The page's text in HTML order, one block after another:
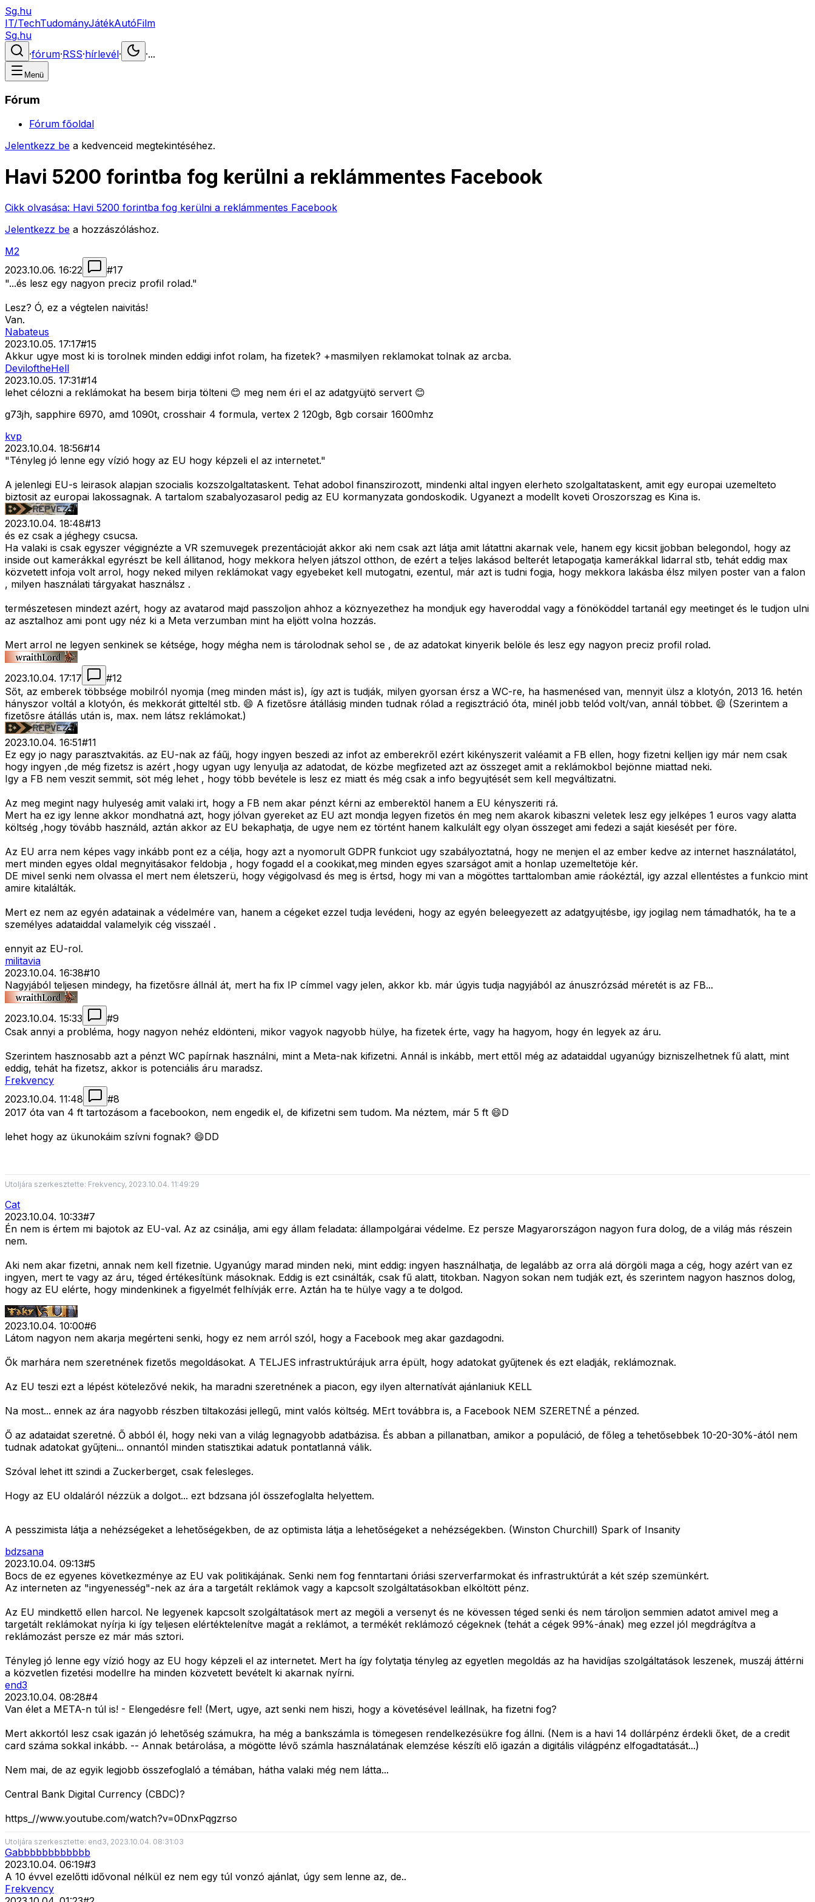
Sg.hu
IT/TechTudományJátékAutóFilm
Sg.hu
·fórum·RSS·hírlevél· ·...
Menü
Fórum
Fórum főoldal
Jelentkezz be a kedvenceid megtekintéséhez.
Havi 5200 forintba fog kerülni a reklámmentes Facebook
Cikk olvasása: Havi 5200 forintba fog kerülni a reklámmentes Facebook
Jelentkezz be a hozzászóláshoz.
M2
2023.10.06. 16:22
#17
"...és lesz egy nagyon preciz profil rolad."
Lesz? Ó, ez a végtelen naivitás!
Van.
Nabateus
2023.10.05. 17:17#15
Akkur ugye most ki is torolnek minden eddigi infot rolam, ha fizetek? +masmilyen reklamokat tolnak az arcba.
DeviloftheHell
2023.10.05. 17:31#14
lehet célozni a reklámokat ha besem birja tölteni 😊 meg nem éri el az adatgyüjtö servert 😊
g73jh, sapphire 6970, amd 1090t, crosshair 4 formula, vertex 2 120gb, 8gb corsair 1600mhz
kvp
2023.10.04. 18:56#14
"Tényleg jó lenne egy vízió hogy az EU hogy képzeli el az internetet."
A jelenlegi EU-s leirasok alapjan szocialis kozszolgaltataskent. Tehat adobol finanszirozott, mindenki altal ingyen elerheto szolgaltataskent, amit egy europai uzemelteto
biztosit az europai lakossagnak. A tartalom szabalyozasarol pedig az EU kormanyzata gondoskodik. Ugyanezt a modellt koveti Oroszorszag es Kina is.
2023.10.04. 18:48#13
és ez csak a jéghegy csucsa.
Ha valaki is csak egyszer végignézte a VR szemuvegek prezentácioját akkor aki nem csak azt látja amit látattni akarnak vele, hanem egy kicsit jjobban belegondol, hogy az
inside out kamerákkal egyrészt be kell állitanod, hogy mekkora helyen játszol otthon, de ezért a teljes lakásod belterét letapogatja kamerákkal lidarral stb, tehát eddig max
közvetett infoja volt arrol, hogy neked milyen reklámokat vagy egyebeket kell mutogatni, ezentul, már azt is tudni fogja, hogy mekkora lakásba élsz milyen poster van a falon
, milyen használati tárgyakat használsz .
természetesen mindezt azért, hogy az avatarod majd passzoljon ahhoz a köznyezethez ha mondjuk egy haveroddal vagy a fönököddel tartanál egy meetinget és le tudjon ulni
az asztalhoz ami pont ugy néz ki a Meta verzumban mint ha eljött volna hozzás.
Mert arrol ne legyen senkinek se kétsége, hogy mégha nem is tárolodnak sehol se , de az adatokat kinyerik belöle és lesz egy nagyon preciz profil rolad.
2023.10.04. 17:17 #12
Sőt, az emberek többsége mobilról nyomja (meg minden mást is), így azt is tudják, milyen gyorsan érsz a WC-re, ha hasmenésed van, mennyit ülsz a klotyón, 2013 16. hetén
hányszor voltál a klotyón, és mekkorát gitteltél stb. 😄 A fizetősre átállásig minden tudnak rólad a regisztráció óta, minél jobb telód volt/van, annál többet. 😄 (Szerintem a
fizetősre átállás után is, max. nem látsz reklámokat.)
2023.10.04. 16:51#11
Ez egy jo nagy parasztvakitás. az EU-nak az fáűj, hogy ingyen beszedi az infot az emberekről ezért kikényszerit valéamit a FB ellen, hogy fizetni kelljen igy már nem csak
hogy ingyen ,de még fizetsz is azért ,hogy ugyan ugy lenyulja az adatodat, de közbe megfizeted azt az összeget amit a reklámokbol bejönne miattad neki.
Igy a FB nem veszit semmit, söt még lehet , hogy több bevétele is lesz ez miatt és még csak a info begyujtését sem kell megváltizatni.
Az meg megint nagy hulyeség amit valaki irt, hogy a FB nem akar pénzt kérni az emberektöl hanem a EU kényszeriti rá.
Mert ha ez igy lenne akkor mondhatná azt, hogy jólvan gyereket az EU azt mondja legyen fizetös én meg nem akarok kibaszni veletek lesz egy jelképes 1 euros vagy alatta
költség ,hogy tövább használd, aztán akkor az EU bekaphatja, de ugye nem ez történt hanem kalkulált egy olyan összeget ami fedezi a saját kiesését per före.
Az EU arra nem képes vagy inkább pont ez a célja, hogy azt a nyomorult GDPR funkciot ugy szabályoztatná, hogy ne menjen el az ember kedve az internet használatátol,
mert minden egyes oldal megnyitásakor feldobja , hogy fogadd el a cookikat,meg minden egyes szarságot amit a honlap uzemeltetöje kér.
DE mivel senki nem olvassa el mert nem életszerü, hogy végigolvasd és meg is értsd, hogy mi van a mögöttes tarttalomban amie ráokéztál, igy azzal ellentéstes a funkcio mint
amire kitalálták.
Mert ez nem az egyén adatainak a védelmére van, hanem a cégeket ezzel tudja levédeni, hogy az egyén beleegyezett az adatgyujtésbe, igy jogilag nem támadhatók, ha te a
személyes adataiddal valamelyik cég visszaél .
ennyit az EU-rol.
militavia
2023.10.04. 16:38#10
Nagyjából teljesen mindegy, ha fizetősre állnál át, mert ha fix IP címmel vagy jelen, akkor kb. már úgyis tudja nagyjából az ánuszrózsád méretét is az FB...
2023.10.04. 15:33 #9
Csak annyi a probléma, hogy nagyon nehéz eldönteni, mikor vagyok nagyobb hülye, ha fizetek érte, vagy ha hagyom, hogy én legyek az áru.
Szerintem hasznosabb azt a pénzt WC papírnak használni, mint a Meta-nak kifizetni. Annál is inkább, mert ettől még az adataiddal ugyanúgy bizniszelhetnek fű alatt, mint
eddig, tehát ha fizetsz, akkor is potenciális áru maradsz.
Frekvency
2023.10.04. 11:48
#8
2017 óta van 4 ft tartozásom a facebookon, nem engedik el, de kifizetni sem tudom. Ma néztem, már 5 ft 😄D
lehet hogy az ükunokáim szívni fognak? 😄DD
Utoljára szerkesztette: Frekvency, 2023.10.04. 11:49:29
Cat
2023.10.04. 10:33#7
Én nem is értem mi bajotok az EU-val. Az az csinálja, ami egy állam feladata: állampolgárai védelme. Ez persze Magyarországon nagyon fura dolog, de a világ más részein
nem.
Aki nem akar fizetni, annak nem kell fizetnie. Ugyanúgy marad minden neki, mint eddig: ingyen használhatja, de legalább az orra alá dörgöli maga a cég, hogy azért van ez
ingyen, mert te vagy az áru, téged értékesítünk másoknak. Eddig is ezt csinálták, csak fű alatt, titokban. Nagyon sokan nem tudják ezt, és szerintem nagyon hasznos dolog,
hogy az EU elérte, hogy mindenkinek a figyelmét felhívják erre. Aztán ha te hülye vagy a te dolgod.
2023.10.04. 10:00#6
Látom nagyon nem akarja megérteni senki, hogy ez nem arról szól, hogy a Facebook meg akar gazdagodni.
Ők marhára nem szeretnének fizetős megoldásokat. A TELJES infrastruktúrájuk arra épült, hogy adatokat gyűjtenek és ezt eladják, reklámoznak.
Az EU teszi ezt a lépést kötelezővé nekik, ha maradni szeretnének a piacon, egy ilyen alternatívát ajánlaniuk KELL
Na most... ennek az ára nagyobb részben tiltakozási jellegű, mint valós költség. MErt továbbra is, a Facebook NEM SZERETNÉ a pénzed.
Ő az adataidat szeretné. Ő abból él, hogy neki van a világ legnagyobb adatbázisa. És abban a pillanatban, amikor a populáció, de főleg a tehetősebbek 10-20-30%-ától nem
tudnak adatokat gyűjteni... onnantól minden statisztikai adatuk pontatlanná válik.
Szóval lehet itt szindi a Zuckerberget, csak felesleges.
Hogy az EU oldaláról nézzük a dolgot... ezt bdzsana jól összefoglalta helyettem.
A pesszimista látja a nehézségeket a lehetőségekben, de az optimista látja a lehetőségeket a nehézségekben. (Winston Churchill) Spark of Insanity
bdzsana
2023.10.04. 09:13#5
Bocs de ez egyenes következménye az EU vak politikájának. Senki nem fog fenntartani óriási szerverfarmokat és infrastruktúrát a két szép szemünkért.
Az interneten az "ingyenesség"-nek az ára a targetált reklámok vagy a kapcsolt szolgáltatásokban elköltött pénz.
Az EU mindkettő ellen harcol. Ne legyenek kapcsolt szolgáltatások mert az megöli a versenyt és ne kövessen téged senki és nem tároljon semmien adatot amivel meg a
targetált reklámokat nyírja ki így teljesen elértéktelenítve magát a reklámot, a termékét reklámozó cégeknek (tehát a cégek 99%-ának) meg ezzel jól megdrágítva a
reklámozást persze ez már más sztori.
Tényleg jó lenne egy vízió hogy az EU hogy képzeli el az internetet. Mert ha így folytatja tényleg az egyetlen megoldás az ha havidíjas szolgáltatások leszenek, muszáj áttérni
a közvetlen fizetési modellre ha minden közvetett bevételt ki akarnak nyírni.
end3
2023.10.04. 08:28#4
Van élet a META-n túl is! - Elengedésre fel! (Mert, ugye, azt senki nem hiszi, hogy a követésével leállnak, ha fizetni fog?
Mert akkortól lesz csak igazán jó lehetőség számukra, ha még a bankszámla is tömegesen rendelkezésükre fog állni. (Nem is a havi 14 dollárpénz érdekli őket, de a credit
card száma sokkal inkább. -- Annak betárolása, a mögötte lévő számla használatának elemzése készíti elő igazán a digitális világpénz elfogadtatását...)
Nem mai, de az egyik legjobb összefoglaló a témában, hátha valaki még nem látta...
Central Bank Digital Currency (CBDC)?
https_//www.youtube.com/watch?v=0DnxPqgzrso
Utoljára szerkesztette: end3, 2023.10.04. 08:31:03
Gabbbbbbbbbbbb
2023.10.04. 06:19#3
A 10 évvel ezelőtti idővonal nélkül ez nem egy túl vonzó ajánlat, úgy sem lenne az, de..
Frekvency